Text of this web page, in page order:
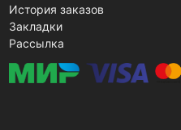
История заказов
Закладки
Рассылка